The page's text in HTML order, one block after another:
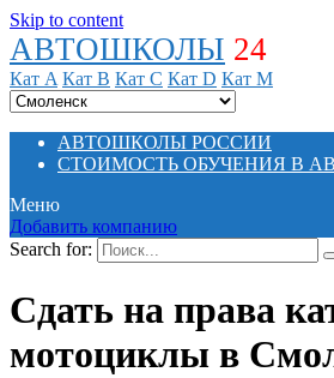
Skip to content
АВТОШКОЛЫ 24
Кат A Кат B Кат C Кат D Кат M
АВТОШКОЛЫ РОССИИ
СТОИМОСТЬ ОБУЧЕНИЯ В
Меню
Добавить компанию
Search for:
Сдать на права
мотоциклы в